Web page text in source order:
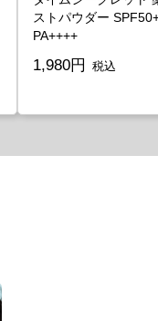
ストパウダー
PA++++
1,980円 税込